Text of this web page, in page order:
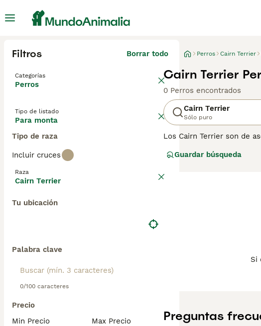
Filtros Borrar todo
Categorías
Perros
Tipo de listado
Para monta
Tipo de raza
Incluir cruces
Raza
Cairn Terrier
Tu ubicación
Palabra clave
0/100 caracteres
Precio
Min Precio
Max Precio
Perros Cairn Terrier
Cairn Terrier
0 Perros encontrados
Cairn Terrier
Sólo puro
Los Cairn Terrier son de
mascotas y compañeros
Lee nuestra
Guardar búsqueda
Si
Preguntas